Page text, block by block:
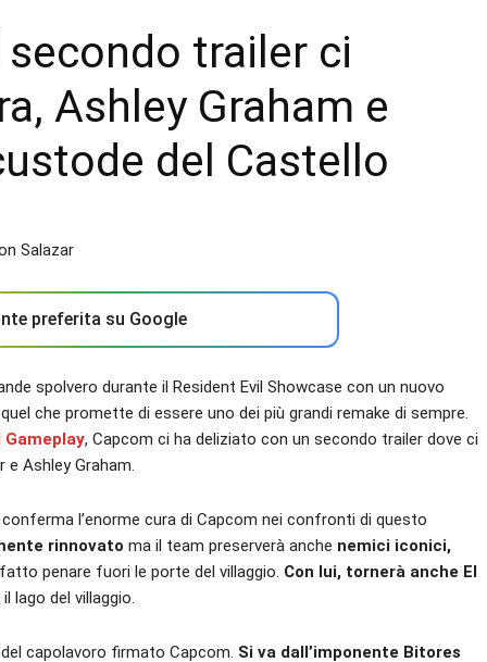
trailer ci
Ashley Graham e
del Castello
preferita su Google
spolvero durante il Resident Evil Showcase con un nuovo
che promette di essere uno dei più grandi remake di sempre.
, Capcom ci ha deliziato con un secondo trailer dove ci
Ashley Graham.
l’enorme cura di Capcom nei confronti di questo
rinnovato ma il team preserverà anche nemici iconici,
penare fuori le porte del villaggio. Con lui, tornerà anche El
lago del villaggio.
capolavoro firmato Capcom. Si va dall’imponente Bitores